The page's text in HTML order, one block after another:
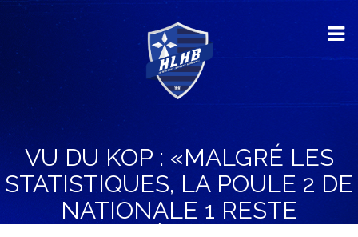
VU DU KOP : «MALGRÉ LES
STATISTIQUES, LA POULE 2 DE
NATIONALE 1 RESTE